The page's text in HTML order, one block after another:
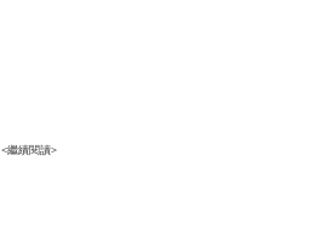
<繼續閱讀>